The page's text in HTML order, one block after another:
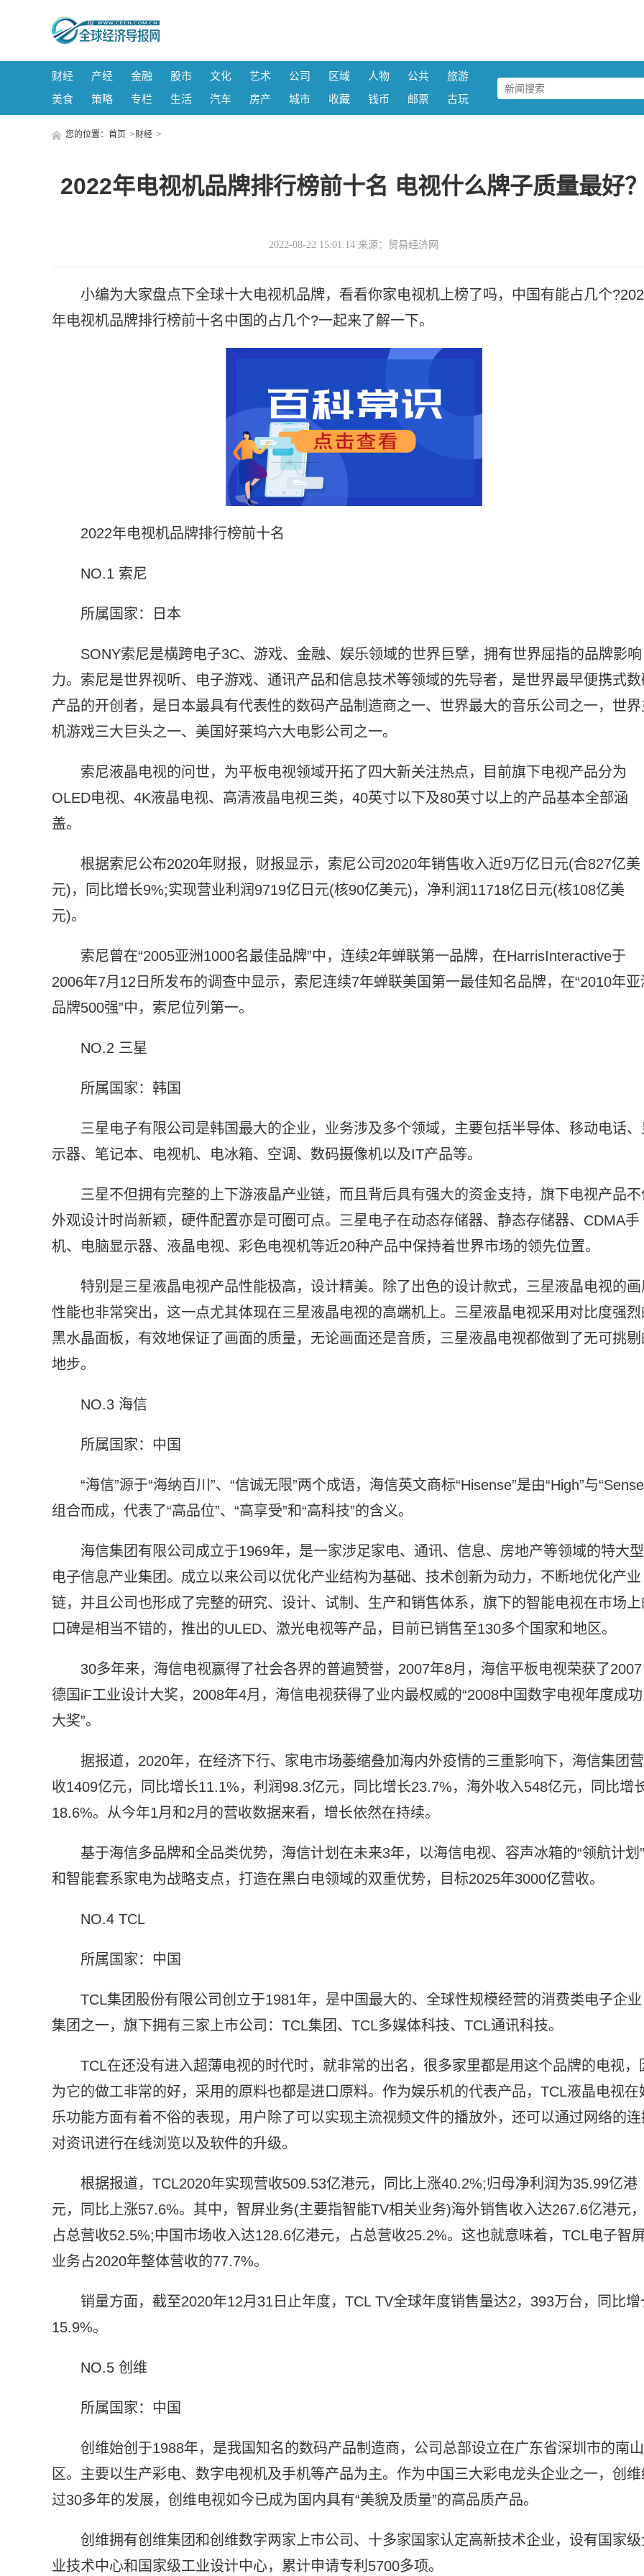
财经 产经 金融 股市 文化 艺术 公司 区域 人物 公共
旅游
美食
策略 专栏 生活 汽车 房产 城市 收藏 钱币 邮票 古玩
您的位置： 首页 >财经 >
2022年电视机品牌排行榜前十名 电视什么牌子质量最好？
2022-08-22 15:01:14 来源：贸易经济网
小编为大家盘点下全球十大电视机品牌，看看你家电视机上榜了吗，中国有能占几个
年电视机品牌排行榜前十名中国的占几个?一起来了解一下。
2022年电视机品牌排行榜前十名
NO.1 索尼
所属国家：日本
SONY索尼是横跨电子3C、游戏、金融、娱乐领域的世界巨擘，拥有世界屈指的品牌影响
力。索尼是世界视听、电子游戏、通讯产品和信息技术等领域的先导者，是世界最早便携式数
产品的开创者，是日本最具有代表性的数码产品制造商之一、世界最大的音乐公司之一，世界
机游戏三大巨头之一、美国好莱坞六大电影公司之一。
索尼液晶电视的问世，为平板电视领域开拓了四大新关注热点，目前旗下电视产品分为
OLED电视、4K液晶电视、高清液晶电视三类，40英寸以下及80英寸以上的产品基本全部涵
盖。
根据索尼公布2020年财报，财报显示，索尼公司2020年销售收入近9万亿日元(合827亿美
元)，同比增长9%;实现营业利润9719亿日元(核90亿美元)，净利润11718亿日元(核108亿美
元)。
索尼曾在“2005亚洲1000名最佳品牌”中，连续2年蝉联第一品牌，在HarrisInteractive于
2006年7月12日所发布的调查中显示，索尼连续7年蝉联美国第一最佳知名品牌，在“2010年亚
品牌500强”中，索尼位列第一。
NO.2 三星
所属国家：韩国
三星电子有限公司是韩国最大的企业，业务涉及多个领域，主要包括半导体、移动电话、
示器、笔记本、电视机、电冰箱、空调、数码摄像机以及IT产品等。
三星不但拥有完整的上下游液晶产业链，而且背后具有强大的资金支持，旗下电视产品不
外观设计时尚新颖，硬件配置亦是可圈可点。三星电子在动态存储器、静态存储器、CDMA手
机、电脑显示器、液晶电视、彩色电视机等近20种产品中保持着世界市场的领先位置。
特别是三星液晶电视产品性能极高，设计精美。除了出色的设计款式，三星液晶电视的画
性能也非常突出，这一点尤其体现在三星液晶电视的高端机上。三星液晶电视采用对比度强烈
黑水晶面板，有效地保证了画面的质量，无论画面还是音质，三星液晶电视都做到了无可挑剔
地步。
NO.3 海信
所属国家：中国
“海信”源于“海纳百川”、“信诚无限”两个成语，海信英文商标“Hisense”是由“High”与
组合而成，代表了“高品位”、“高享受”和“高科技”的含义。
海信集团有限公司成立于1969年，是一家涉足家电、通讯、信息、房地产等领域的特大型
电子信息产业集团。成立以来公司以优化产业结构为基础、技术创新为动力，不断地优化产业
链，并且公司也形成了完整的研究、设计、试制、生产和销售体系，旗下的智能电视在市场上
口碑是相当不错的，推出的ULED、激光电视等产品，目前已销售至130多个国家和地区。
30多年来，海信电视赢得了社会各界的普遍赞誉，2007年8月，海信平板电视荣获了2007
德国iF工业设计大奖，2008年4月，海信电视获得了业内最权威的“2008中国数字电视年度成功
大奖”。
据报道，2020年，在经济下行、家电市场萎缩叠加海内外疫情的三重影响下，海信集团营
收1409亿元，同比增长11.1%，利润98.3亿元，同比增长23.7%，海外收入548亿元，同比增
18.6%。从今年1月和2月的营收数据来看，增长依然在持续。
基于海信多品牌和全品类优势，海信计划在未来3年，以海信电视、容声冰箱的“领航计划”
和智能套系家电为战略支点，打造在黑白电领域的双重优势，目标2025年3000亿营收。
NO.4 TCL
所属国家：中国
TCL集团股份有限公司创立于1981年，是中国最大的、全球性规模经营的消费类电子企业
集团之一，旗下拥有三家上市公司：TCL集团、TCL多媒体科技、TCL通讯科技。
TCL在还没有进入超薄电视的时代时，就非常的出名，很多家里都是用这个品牌的电视，
为它的做工非常的好，采用的原料也都是进口原料。作为娱乐机的代表产品，TCL液晶电视在
乐功能方面有着不俗的表现，用户除了可以实现主流视频文件的播放外，还可以通过网络的连
对资讯进行在线浏览以及软件的升级。
根据报道，TCL2020年实现营收509.53亿港元，同比上涨40.2%;归母净利润为35.99亿港
元，同比上涨57.6%。其中，智屏业务(主要指智能TV相关业务)海外销售收入达267.6亿港元，
占总营收52.5%;中国市场收入达128.6亿港元，占总营收25.2%。这也就意味着，TCL电子智
业务占2020年整体营收的77.7%。
销量方面，截至2020年12月31日止年度，TCL TV全球年度销售量达2，393万台，同比增
15.9%。
NO.5 创维
所属国家：中国
创维始创于1988年，是我国知名的数码产品制造商，公司总部设立在广东省深圳市的南山
区。主要以生产彩电、数字电视机及手机等产品为主。作为中国三大彩电龙头企业之一，创维
过30多年的发展，创维电视如今已成为国内具有“美貌及质量”的高品质产品。
创维拥有创维集团和创维数字两家上市公司、十多家国家认定高新技术企业，设有国家级
业技术中心和国家级工业设计中心，累计申请专利5700多项。